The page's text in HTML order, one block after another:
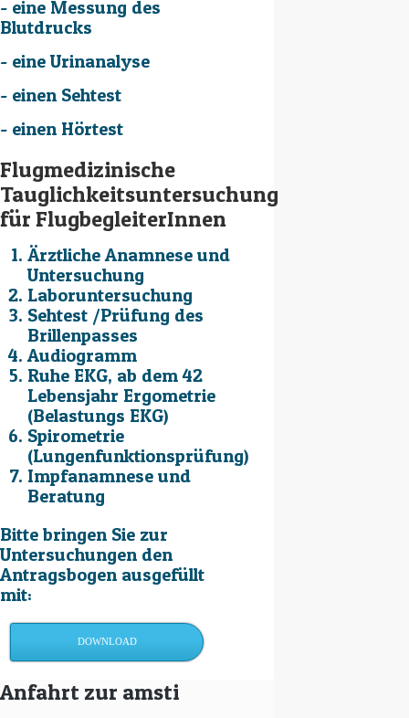
- eine Messung des
Blutdrucks
- eine Urinanalyse
- einen Sehtest
- einen Hörtest
Flugmedizinische
Tauglichkeitsuntersuchung
für FlugbegleiterInnen
Ärztliche Anamnese und
Untersuchung
Laboruntersuchung
Sehtest /Prüfung des
Brillenpasses
Audiogramm
Ruhe EKG, ab dem 42
Lebensjahr Ergometrie
(Belastungs EKG)
Spirometrie
(Lungenfunktionsprüfung)
Impfanamnese und
Beratung
Bitte bringen Sie zur
Untersuchungen den
Antragsbogen ausgefüllt
mit:
DOWNLOAD
Anfahrt zur amsti